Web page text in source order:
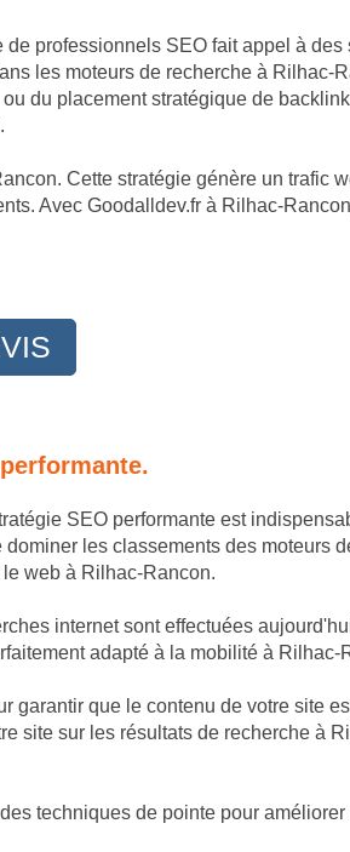
professionnels SEO fait appel à des
les moteurs de recherche à Rilhac-
du placement stratégique de
Cette stratégie génère un trafic
Avec Goodalldev.fr à Rilhac-
SEO performante est
les classements des moteurs
web à Rilhac-Rancon.
internet sont effectuées
adapté à la mobilité à Rilhac-
garantir que le contenu de votre site
site sur les résultats de recherche à
techniques de pointe pour